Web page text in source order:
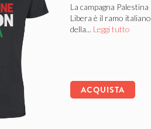
La campagna Palestina
Libera è il ramo italiano
della... Leggi tutto
ACQUISTA